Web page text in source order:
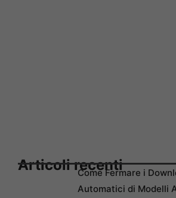
Articoli recenti
Come Fermare i
Automatici di Modelli